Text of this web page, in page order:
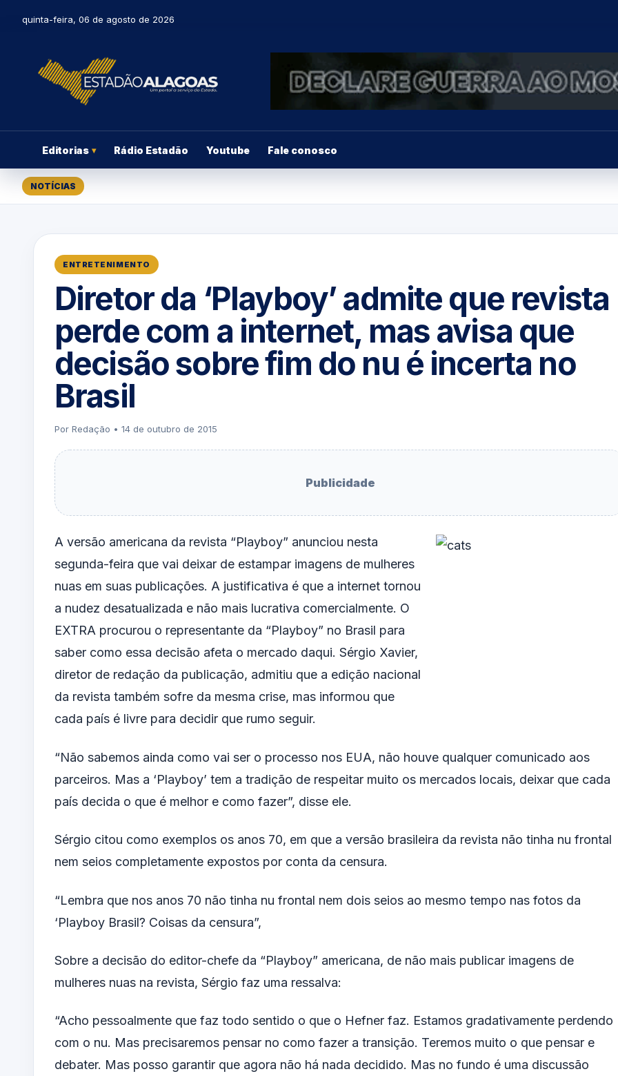
quinta-feira, 06 de agosto de 2026
Editorias ▾ Rádio Estadão Youtube Fale conosco
NOTÍCIAS
ENTRETENIMENTO
Diretor da ‘Playboy’ admite que revista
perde com a internet, mas avisa que
decisão sobre fim do nu é incerta no
Brasil
Por Redação • 14 de outubro de 2015
Publicidade
A versão americana da revista “Playboy” anunciou nesta
segunda-feira que vai deixar de estampar imagens de mulheres
nuas em suas publicações. A justificativa é que a internet tornou
a nudez desatualizada e não mais lucrativa comercialmente. O
EXTRA procurou o representante da “Playboy” no Brasil para
saber como essa decisão afeta o mercado daqui. Sérgio Xavier,
diretor de redação da publicação, admitiu que a edição nacional
da revista também sofre da mesma crise, mas informou que
cada país é livre para decidir que rumo seguir.
“Não sabemos ainda como vai ser o processo nos EUA, não houve qualquer comunicado aos
parceiros. Mas a ‘Playboy’ tem a tradição de respeitar muito os mercados locais, deixar que cada
país decida o que é melhor e como fazer”, disse ele.
Sérgio citou como exemplos os anos 70, em que a versão brasileira da revista não tinha nu frontal
nem seios completamente expostos por conta da censura.
“Lembra que nos anos 70 não tinha nu frontal nem dois seios ao mesmo tempo nas fotos da
‘Playboy Brasil? Coisas da censura”,
Sobre a decisão do editor-chefe da “Playboy” americana, de não mais publicar imagens de
mulheres nuas na revista, Sérgio faz uma ressalva:
“Acho pessoalmente que faz todo sentido o que o Hefner faz. Estamos gradativamente perdendo
com o nu. Mas precisaremos pensar no como fazer a transição. Teremos muito o que pensar e
debater. Mas posso garantir que agora não há nada decidido. Mas no fundo é uma discussão